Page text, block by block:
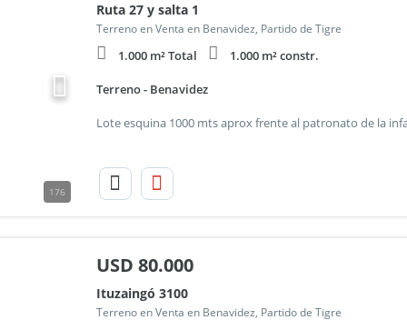
176
Ruta 27 y salta 1
Terreno en Venta en Benavidez, Partido de Tigre
1.000 m² Total 1.000 m² constr.
Terreno - Benavidez
USD 80.000
Ituzaingó 3100
Terreno en Venta en Benavidez, Partido de Tigre